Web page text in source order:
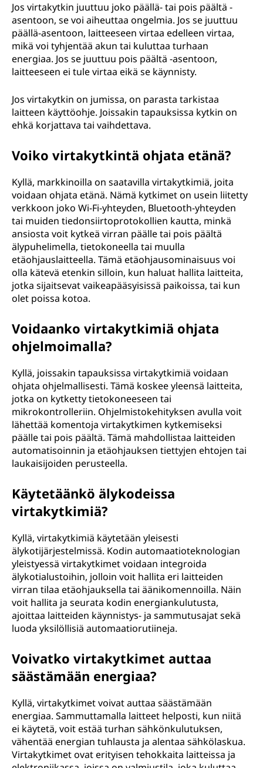
Jos virtakytkin juuttuu joko päällä- tai pois päältä -
asentoon, se voi aiheuttaa ongelmia. Jos se juuttuu
päällä-asentoon, laitteeseen virtaa edelleen virtaa,
mikä voi tyhjentää akun tai kuluttaa turhaan
energiaa. Jos se juuttuu pois päältä -asentoon,
laitteeseen ei tule virtaa eikä se käynnisty.
Jos virtakytkin on jumissa, on parasta tarkistaa
laitteen käyttöohje. Joissakin tapauksissa kytkin on
ehkä korjattava tai vaihdettava.
Voiko virtakytkintä ohjata etänä?
Kyllä, markkinoilla on saatavilla virtakytkimiä, joita
voidaan ohjata etänä. Nämä kytkimet on usein liitetty
verkkoon joko Wi-Fi-yhteyden, Bluetooth-yhteyden
tai muiden tiedonsiirtoprotokollien kautta, minkä
ansiosta voit kytkeä virran päälle tai pois päältä
älypuhelimella, tietokoneella tai muulla
etäohjauslaitteella. Tämä etäohjausominaisuus voi
olla kätevä etenkin silloin, kun haluat hallita laitteita,
jotka sijaitsevat vaikeapääsyisissä paikoissa, tai kun
olet poissa kotoa.
Voidaanko virtakytkimiä ohjata
ohjelmoimalla?
Kyllä, joissakin tapauksissa virtakytkimiä voidaan
ohjata ohjelmallisesti. Tämä koskee yleensä laitteita,
jotka on kytketty tietokoneeseen tai
mikrokontrolleriin. Ohjelmistokehityksen avulla voit
lähettää komentoja virtakytkimen kytkemiseksi
päälle tai pois päältä. Tämä mahdollistaa laitteiden
automatisoinnin ja etäohjauksen tiettyjen ehtojen tai
laukaisijoiden perusteella.
Käytetäänkö älykodeissa
virtakytkimiä?
Kyllä, virtakytkimiä käytetään yleisesti
älykotijärjestelmissä. Kodin automaatioteknologian
yleistyessä virtakytkimet voidaan integroida
älykotialustoihin, jolloin voit hallita eri laitteiden
virran tilaa etäohjauksella tai äänikomennoilla. Näin
voit hallita ja seurata kodin energiankulutusta,
ajoittaa laitteiden käynnistys- ja sammutusajat sekä
luoda yksilöllisiä automaatiorutiineja.
Voivatko virtakytkimet auttaa
säästämään energiaa?
Kyllä, virtakytkimet voivat auttaa säästämään
energiaa. Sammuttamalla laitteet helposti, kun niitä
ei käytetä, voit estää turhan sähkönkulutuksen,
vähentää energian tuhlausta ja alentaa sähkölaskua.
Virtakytkimet ovat erityisen tehokkaita laitteissa ja